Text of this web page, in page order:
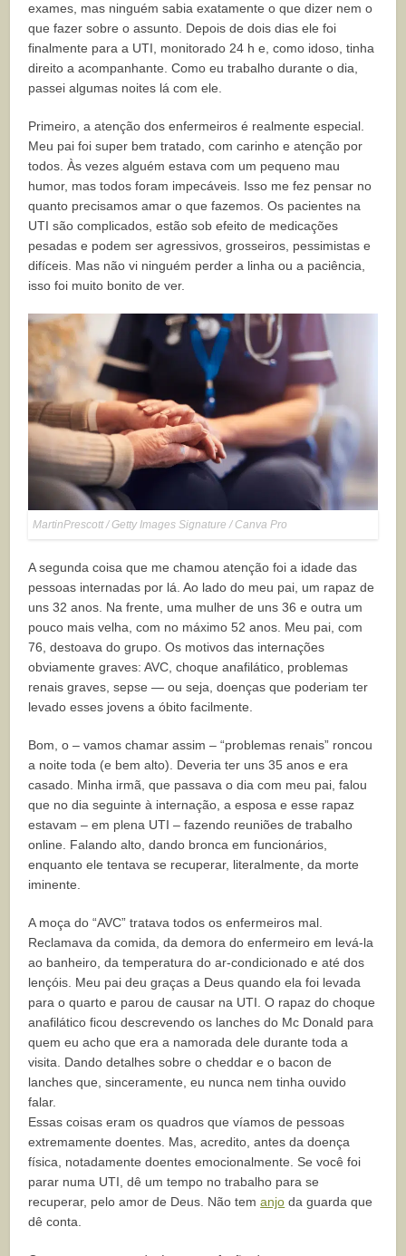
exames, mas ninguém sabia exatamente o que dizer nem o
que fazer sobre o assunto. Depois de dois dias ele foi
finalmente para a UTI, monitorado 24 h e, como idoso, tinha
direito a acompanhante. Como eu trabalho durante o dia,
passei algumas noites lá com ele.
Primeiro, a atenção dos enfermeiros é realmente especial.
Meu pai foi super bem tratado, com carinho e atenção por
todos. Às vezes alguém estava com um pequeno mau
humor, mas todos foram impecáveis. Isso me fez pensar no
quanto precisamos amar o que fazemos. Os pacientes na
UTI são complicados, estão sob efeito de medicações
pesadas e podem ser agressivos, grosseiros, pessimistas e
difíceis. Mas não vi ninguém perder a linha ou a paciência,
isso foi muito bonito de ver.
MartinPrescott / Getty Images Signature / Canva Pro
A segunda coisa que me chamou atenção foi a idade das
pessoas internadas por lá. Ao lado do meu pai, um rapaz de
uns 32 anos. Na frente, uma mulher de uns 36 e outra um
pouco mais velha, com no máximo 52 anos. Meu pai, com
76, destoava do grupo. Os motivos das internações
obviamente graves: AVC, choque anafilático, problemas
renais graves, sepse — ou seja, doenças que poderiam ter
levado esses jovens a óbito facilmente.
Bom, o – vamos chamar assim – “problemas renais” roncou
a noite toda (e bem alto). Deveria ter uns 35 anos e era
casado. Minha irmã, que passava o dia com meu pai, falou
que no dia seguinte à internação, a esposa e esse rapaz
estavam – em plena UTI – fazendo reuniões de trabalho
online. Falando alto, dando bronca em funcionários,
enquanto ele tentava se recuperar, literalmente, da morte
iminente.
A moça do “AVC” tratava todos os enfermeiros mal.
Reclamava da comida, da demora do enfermeiro em levá-la
ao banheiro, da temperatura do ar-condicionado e até dos
lençóis. Meu pai deu graças a Deus quando ela foi levada
para o quarto e parou de causar na UTI. O rapaz do choque
anafilático ficou descrevendo os lanches do Mc Donald para
quem eu acho que era a namorada dele durante toda a
visita. Dando detalhes sobre o cheddar e o bacon de
lanches que, sinceramente, eu nunca nem tinha ouvido
falar.
Essas coisas eram os quadros que víamos de pessoas
extremamente doentes. Mas, acredito, antes da doença
física, notadamente doentes emocionalmente. Se você foi
parar numa UTI, dê um tempo no trabalho para se
recuperar, pelo amor de Deus. Não temanjo da guarda que
dê conta.